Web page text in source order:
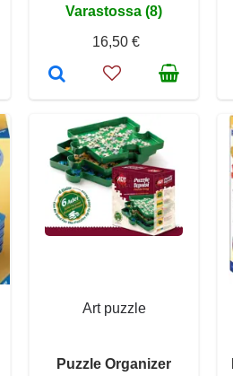
Varastossa (8)
16,50 €
Art puzzle
Puzzle Organizer